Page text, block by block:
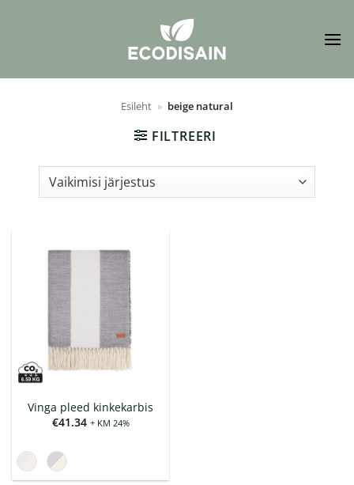
Esileht » beige natural
FILTREERI
Vinga pleed kinkekarbis
€41.34 + KM 24%